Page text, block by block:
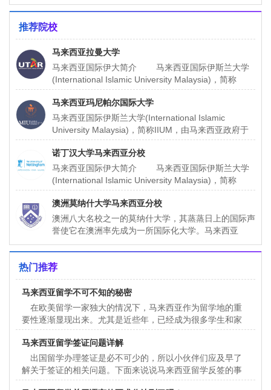
推荐院校
马来西亚拉曼大学
马来西亚国际伊大简介 马来西亚国际伊斯兰大学
(International Islamic University Malaysia)，简称
IIUM，由马来西亚
马来西亚玛尼帕尔国际大学
马来西亚国际伊斯兰大学(International Islamic
University Malaysia)，简称IIUM，由马来西亚政府于
1983年倡议和主办
诺丁汉大学马来西亚分校
马来西亚国际伊大简介 马来西亚国际伊斯兰大学
(International Islamic University Malaysia)，简称
IIUM，由马来西亚
澳洲莫纳什大学马来西亚分校
澳洲八大名校之一的莫纳什大学，其蒸蒸日上的国际声
誉使它在澳洲率先成为一所国际化大学。马来西亚
MONASH大学是澳洲莫纳什（才）大学的第七所分
校。在澳洲维多利亚州
热门推荐
马来西亚留学不可不知的秘密
在欧美留学一家独大的情况下，马来西亚作为留学地的重
要性逐渐显现出来。尤其是近些年，已经成为很多学生和家
长的新选择。那么选择马来西亚究竟有哪些不可不知的秘密
呢
马来西亚留学签证问题详解
出国留学办理签证是必不可少的，所以小伙伴们应及早了
解关于签证的相关问题。下面来说说马来西亚留学反签的事
情吧。 一、什么是反签 反签一般是指申请人前往国